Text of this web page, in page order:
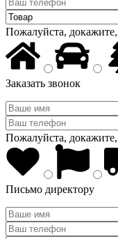
Пожалуйста,
Заказать звонок
Пожалуйста,
Письмо директору